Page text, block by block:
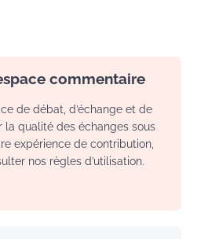
commentaire
de débat, d’échange et de
la qualité des échanges sous
expérience de contribution,
nos règles d’utilisation.